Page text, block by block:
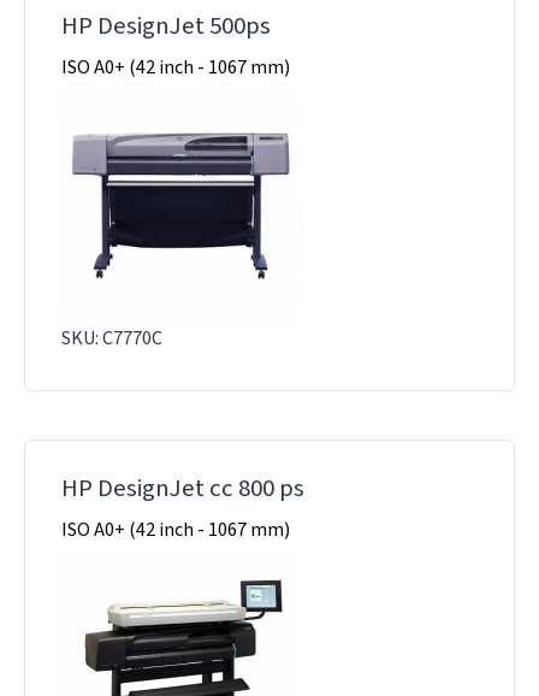
HP DesignJet 500ps
ISO A0+ (42 inch - 1067 mm)
SKU: C7770C
HP DesignJet cc 800 ps
ISO A0+ (42 inch - 1067 mm)